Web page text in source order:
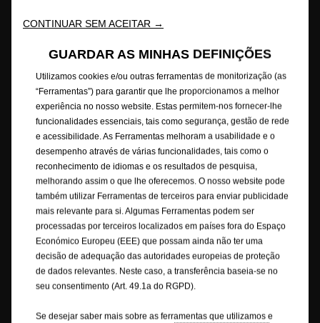
Consumos de combustível
Opel Internacional
Contacte-nos
Consentimento Cookies
Acessibilidade
Este website/aplicação é propriedade da Opel Automobile GmbH com
sede social em Bahnhofsplatz, 65423 Rüsselsheim am Main, Alemanha,
com CIF/NIF DE 287264581. O website/aplicação é operado pela Stellantis
Portugal, S.A., com NIF 502995912, Rua Vasco da Gama, 20 | 2685-244
Portela de Loures | Portugal. Este website/aplicação está alojado na
Europa pelo nosso fornecedor de serviços de IT Capgemini Technology
Services, 5/7 rue Frédéric Clavel - 92287 Suresnes Cedex - França, num
servidor propriedade da Amazon Web Services.
A Opel garante que foram tomadas as devidas providências para que o
conteúdo deste Site seja preciso e atualizado. A Opel não assume
qualquer responsabilidade por prejuízos, danos materiais ou pessoais
que possam advir direta ou indiretamente do acesso a este site e/ou da
utilização da informação nele contida.
CONTINUAR SEM ACEITAR →
GUARDAR AS MINHAS DEFINIÇÕES
Utilizamos cookies e/ou outras ferramentas de monitorização (as
“Ferramentas”) para garantir que lhe proporcionamos a melhor
experiência no nosso website. Estas permitem-nos fornecer-lhe
funcionalidades essenciais, tais como segurança, gestão de rede
e acessibilidade. As Ferramentas melhoram a usabilidade e o
desempenho através de várias funcionalidades, tais como o
reconhecimento de idiomas e os resultados de pesquisa,
melhorando assim o que lhe oferecemos. O nosso website pode
também utilizar Ferramentas de terceiros para enviar publicidade
mais relevante para si. Algumas Ferramentas podem ser
processadas por terceiros localizados em países fora do Espaço
Económico Europeu (EEE) que possam ainda não ter uma
decisão de adequação das autoridades europeias de proteção
de dados relevantes. Neste caso, a transferência baseia-se no
seu consentimento (Art. 49.1a do RGPD).
Se desejar saber mais sobre as ferramentas que utilizamos e